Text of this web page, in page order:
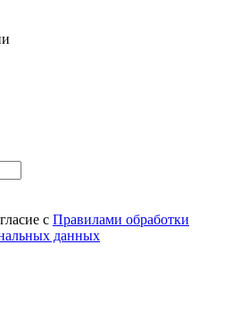
с Правилами обработки
данных